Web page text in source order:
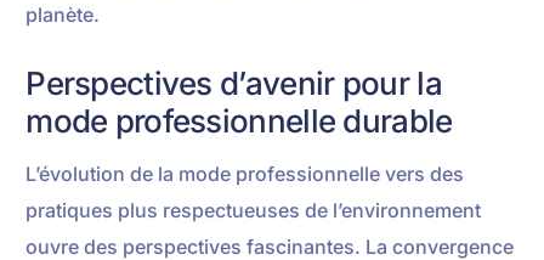
planète.
Perspectives d’avenir pour la
mode professionnelle durable
L’évolution de la mode professionnelle vers des
pratiques plus respectueuses de l’environnement
ouvre des perspectives fascinantes. La convergence